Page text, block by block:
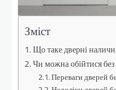
Зміст
Що таке дверні
Чи можна обійтися
Переваги дверей